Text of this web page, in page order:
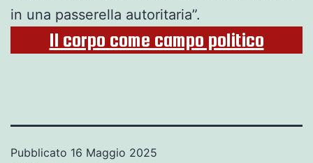
in una passerella autoritaria”.
Il corpo come campo politico
Pubblicato 16 Maggio 2025